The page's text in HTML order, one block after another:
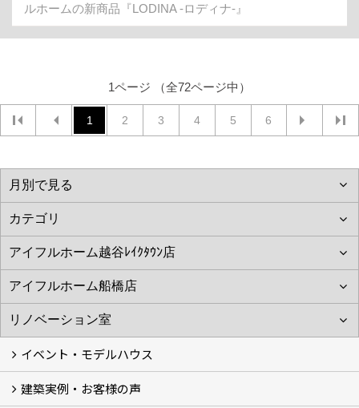
ルホームの新商品『LODINA -ロディナ-』
1ページ （全72ページ中）
1 2 3 4 5 6
イベント・モデルハウス
イベント
モデルハウス見学
建築実例・お客様の声